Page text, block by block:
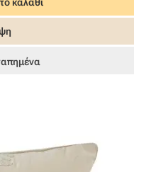
COLORI